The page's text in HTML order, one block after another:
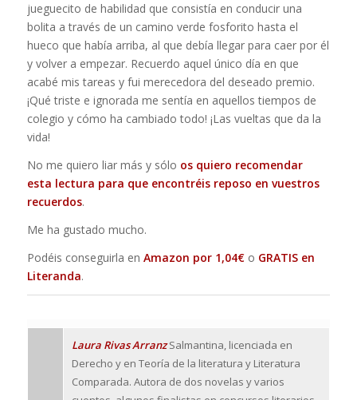
jueguecito de habilidad que consistía en conducir una
bolita a través de un camino verde fosforito hasta el
hueco que había arriba, al que debía llegar para caer por él
y volver a empezar. Recuerdo aquel único día en que
acabé mis tareas y fui merecedora del deseado premio.
¡Qué triste e ignorada me sentía en aquellos tiempos de
colegio y cómo ha cambiado todo! ¡Las vueltas que da la
vida!
No me quiero liar más y sólo os quiero recomendar
esta lectura para que encontréis reposo en vuestros
recuerdos.
Me ha gustado mucho.
Podéis conseguirla en Amazon por 1,04€o GRATIS en
Literanda.
Laura Rivas ArranzSalmantina, licenciada en
Derecho y en Teoría de la literatura y Literatura
Comparada. Autora de dos novelas y varios